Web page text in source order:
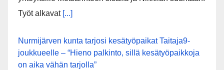
Työt alkavat [...]
Nurmijärven kunta tarjosi kesätyöpaikat Taitaja9-
joukkueelle – “Hieno palkinto, sillä kesätyöpaikkoja
on aika vähän tarjolla”